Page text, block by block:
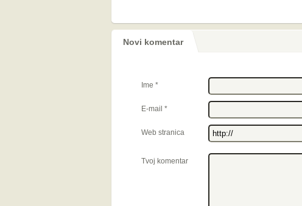
Novi komentar
Ime *
E-mail *
Web stranica
Tvoj komentar